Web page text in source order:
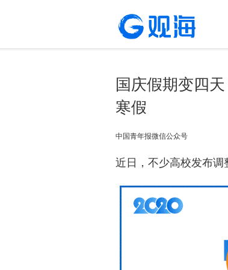
国庆假期变四
寒假
中国青年报微信公众号
近日，不少高校发布调